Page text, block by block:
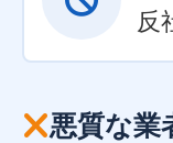
反
悪質な業